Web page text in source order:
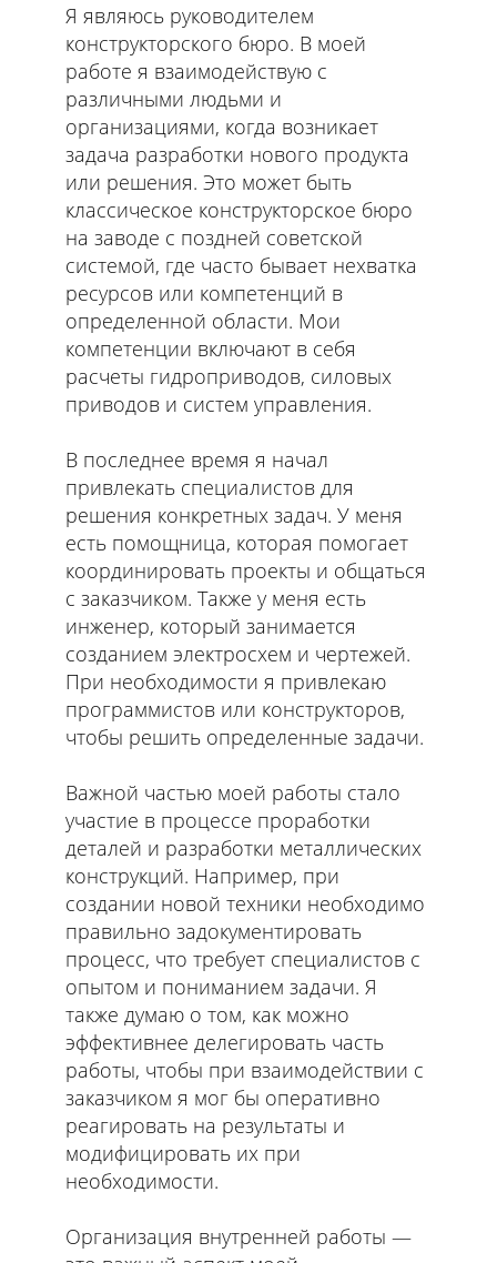
Я являюсь руководителем
конструкторского бюро. В моей
работе я взаимодействую с
различными людьми и
организациями, когда возникает
задача разработки нового продукта
или решения. Это может быть
классическое конструкторское бюро
на заводе с поздней советской
системой, где часто бывает нехватка
ресурсов или компетенций в
определенной области. Мои
компетенции включают в себя
расчеты гидроприводов, силовых
приводов и систем управления.
В последнее время я начал
привлекать специалистов для
решения конкретных задач. У меня
есть помощница, которая помогает
координировать проекты и общаться
с заказчиком. Также у меня есть
инженер, который занимается
созданием электросхем и чертежей.
При необходимости я привлекаю
программистов или конструкторов,
чтобы решить определенные задачи.
Важной частью моей работы стало
участие в процессе проработки
деталей и разработки металлических
конструкций. Например, при
создании новой техники необходимо
правильно задокументировать
процесс, что требует специалистов с
опытом и пониманием задачи. Я
также думаю о том, как можно
эффективнее делегировать часть
работы, чтобы при взаимодействии с
заказчиком я мог бы оперативно
реагировать на результаты и
модифицировать их при
необходимости.
Организация внутренней работы —